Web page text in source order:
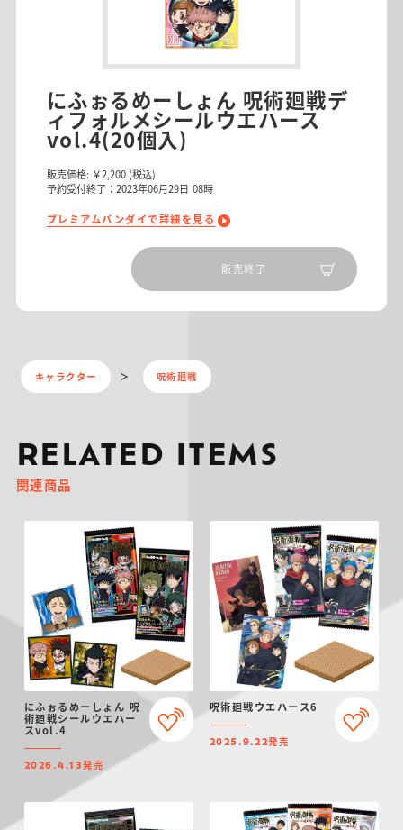
にふぉるめーしょん 呪術廻戦デ
ィフォルメシールウエハース
vol.4(20個入)
販売価格: ￥2,200 (税込)
予約受付終了：2023年06月29日 08時
プレミアムバンダイで詳細を見る
販売終了
キャラクター 呪術廻戦
RELATED ITEMS
関連商品
にふぉるめーしょん 呪
術廻戦シールウエハー
スvol.4
2026.4.13発売
呪術廻戦ウエハース6
2025.9.22発売